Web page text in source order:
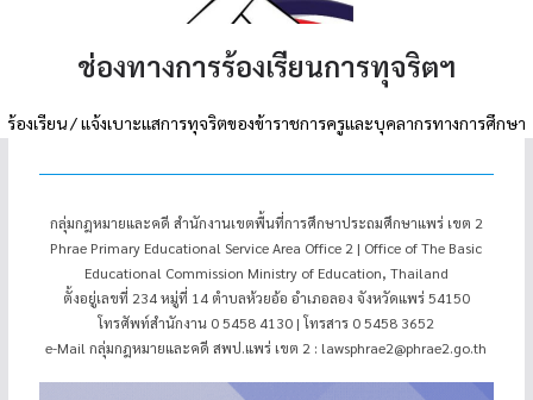
ช่องทางการร้องเรียนการทุจริตฯ
ร้องเรียน / แจ้งเบาะแสการทุจริตของข้าราชการครูและบุคลากรทางการศึกษา
กลุ่มกฎหมายและคดี สำนักงานเขตพื้นที่การศึกษาประถมศึกษาแพร่ เขต 2
Phrae Primary Educational Service Area Office 2 | Office of The Basic
Educational Commission Ministry of Education, Thailand
ตั้งอยู่เลขที่ 234 หมู่ที่ 14 ตำบลห้วยอ้อ อำเภอลอง จังหวัดแพร่ 54150
โทรศัพท์สำนักงาน 0 5458 4130 | โทรสาร 0 5458 3652
e-Mail กลุ่มกฎหมายและคดี สพป.แพร่ เขต 2 : lawsphrae2@phrae2.go.th